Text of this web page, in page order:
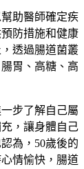
助醫師確定疾
防措施和健康
透過腸道菌叢
胃、高糖、高
步了解自己屬
，讓身體自己
為，50歲後的
情愉快，腸道